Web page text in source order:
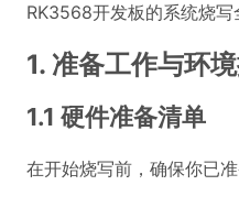
RK3568开发板的系统烧写
1. 准备工作与环
1.1 硬件准备清单
在开始烧写前，确保你已